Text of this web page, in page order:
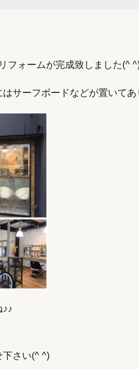
フォームが完成致しました(^
サーフボードなどが置いて
下さい(^ ^)